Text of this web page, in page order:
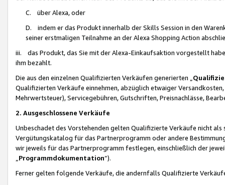
C. über Alexa, oder
D. indem er das Produkt innerhalb der Skills Session in den
seiner erstmaligen Teilnahme an der Alexa Shopping Action
iii. das Produkt, das Sie mit der Alexa-Einkaufsaktion vorgestellt
ihm bezahlt.
Die aus den einzelnen Qualifizierten Verkäufen generierten „
Qualifizierten Verkäufe einnehmen, abzüglich etwaiger
Mehrwertsteuer), Servicegebühren, Gutschriften, Preisnachlässe,
2. Ausgeschlossene Verkäufe
Unbeschadet des Vorstehenden gelten Qualifizierte Verkäufe nicht
Vergütungskatalog für das Partnerprogramm oder andere
wir jeweils für das Partnerprogramm festlegen, einschließlich der
Programmdokumentation“).
Ferner gelten folgende Verkäufe, die andernfalls Qualifizierte